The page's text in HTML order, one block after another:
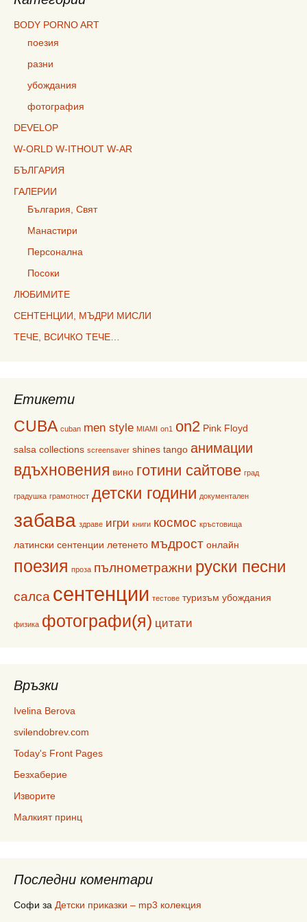
BODY PORNO ART
поезия
разни
убождания
фотография
DEVELOP
W-ORLD W-ITHOUT W-AR
БЪЛГАРИЯ
ГАЛЕРИИ
България, Свят
Манастири
Персонална
Посоки
ЛЮБИМИТЕ
СЕНТЕНЦИИ, МЪДРИ МИСЛИ
ТЕЧЕ, ВСИЧКО ТЕЧЕ…
Етикети
CUBA cuban men style MIAMI on1 on2 Pink Floyd
salsa collections screensaver shines tango анимации
вдъхновения вино готини сайтове град
градушка грамотност детски години документален
забава здраве игри книги космос кръстовища
латински сентенции летенето мъдрост онлайн
поезия проза пълнометражни руски песни
салса сентенции тестове туризъм убождания
физика фотографи(я) цитати
Връзки
Ivelina Berova
svilendobrev.com
Today's Front Pages
Безхаберие
Изворите
Малкият принц
Последни коментари
Софи за Детски приказки – mp3 колекция